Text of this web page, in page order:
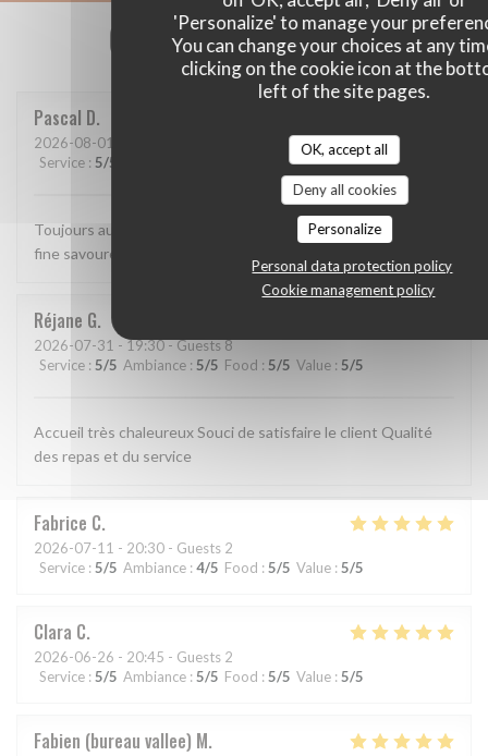
'Personalize' to manage your
You can change your choices at any
clicking on the cookie icon at the
left of the site pages.
OK, accept all
Deny all cookies
Personalize
Personal data protection policy
Cookie management policy
Our customer ratings
Pascal D
2026-08-01
Service : 5/5 /5 Value:5/5
Toujours aussi bien. Accueil parfait, service agréable, cuisine
fine savoureuse et raffinée.
Réjane G
2026-07-31 - 19:30 - Guests 8
Service : 5/5 Ambiance : 5/5 Food : 5/5 Value : 5/5
Accueil très chaleureux Souci de satisfaire le client Qualité
des repas et du service
Fabrice C
2026-07-11 - 20:30 - Guests 2
Service : 5/5 Ambiance : 4/5 Food : 5/5 Value : 5/5
Clara C
2026-06-26 - 20:45 - Guests 2
Service : 5/5 Ambiance : 5/5 Food : 5/5 Value : 5/5
Fabien (bureau vallee) M